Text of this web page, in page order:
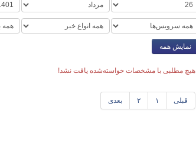
نمایش همه
هیچ مطلبی با مشخصات خواسته‌شده یافت نشد!
قبلی ۱ ۲ بعدی